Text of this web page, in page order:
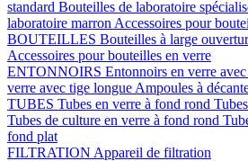
standard Bouteilles de laboratoire
laboratoire marron Accessoires pour
BOUTEILLES Bouteilles à large
Accessoires pour bouteilles en verre
ENTONNOIRS Entonnoirs en verre
verre avec tige longue Ampoules à
TUBES Tubes en verre à fond rond
Tubes de culture en verre à fond rond
fond plat
FILTRATION Appareil de filtration